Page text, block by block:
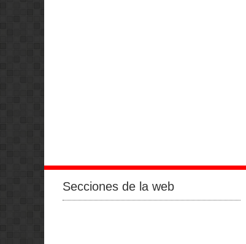
Secciones de la web